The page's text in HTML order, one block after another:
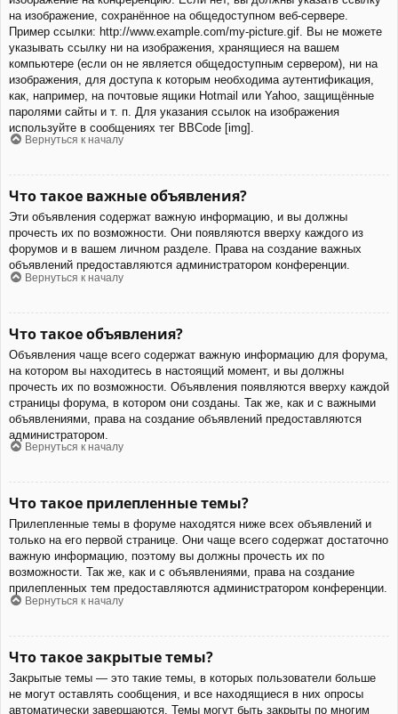
на изображение, сохранённое на общедоступном веб-сервере.
Пример ссылки: http://www.example.com/my-picture.gif. Вы не можете
указывать ссылку ни на изображения, хранящиеся на вашем
компьютере (если он не является общедоступным сервером), ни на
изображения, для доступа к которым необходима аутентификация,
как, например, на почтовые ящики Hotmail или Yahoo, защищённые
паролями сайты и т. п. Для указания ссылок на изображения
используйте в сообщениях тег BBCode [img].
Вернуться к началу
Что такое важные объявления?
Эти объявления содержат важную информацию, и вы должны
прочесть их по возможности. Они появляются вверху каждого из
форумов и в вашем личном разделе. Права на создание важных
объявлений предоставляются администратором конференции.
Вернуться к началу
Что такое объявления?
Объявления чаще всего содержат важную информацию для форума,
на котором вы находитесь в настоящий момент, и вы должны
прочесть их по возможности. Объявления появляются вверху каждой
страницы форума, в котором они созданы. Так же, как и с важными
объявлениями, права на создание объявлений предоставляются
администратором.
Вернуться к началу
Что такое прилепленные темы?
Прилепленные темы в форуме находятся ниже всех объявлений и
только на его первой странице. Они чаще всего содержат достаточно
важную информацию, поэтому вы должны прочесть их по
возможности. Так же, как и с объявлениями, права на создание
прилепленных тем предоставляются администратором конференции.
Вернуться к началу
Что такое закрытые темы?
Закрытые темы — это такие темы, в которых пользователи больше
не могут оставлять сообщения, и все находящиеся в них опросы
автоматически завершаются. Темы могут быть закрыты по многим